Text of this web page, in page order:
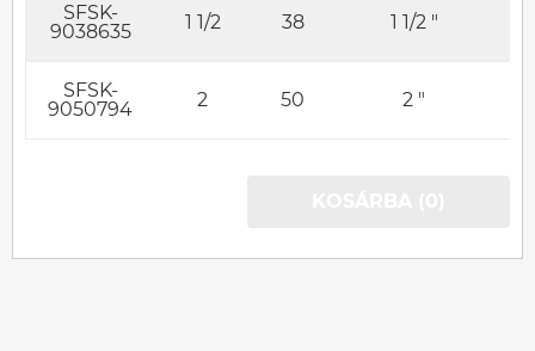
SFSK-
9038635
1 1/2 38 1 1/2 "
SFSK-
9050794
2 50 2 "